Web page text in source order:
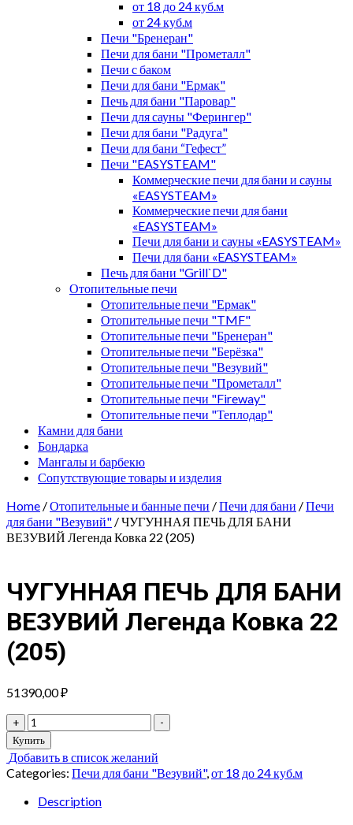
от 18 до 24 куб.м
от 24 куб.м
Печи "Бренеран"
Печи для бани "Прометалл"
Печи с баком
Печи для бани "Ермак"
Печь для бани "Паровар"
Печи для сауны "Ферингер"
Печи для бани "Радуга"
Печи для бани “Гефест”
Печи "EASYSTEAM"
Коммерческие печи для бани и сауны
«EASYSTEAM»
Коммерческие печи для бани
«EASYSTEAM»
Печи для бани и сауны «EASYSTEAM»
Печи для бани «EASYSTEAM»
Печь для бани "Grill`D"
Отопительные печи
Отопительные печи "Ермак"
Отопительные печи "TMF"
Отопительные печи "Бренеран"
Отопительные печи "Берёзка"
Отопительные печи "Везувий"
Отопительные печи "Прометалл"
Отопительные печи "Fireway"
Отопительные печи "Теплодар"
Камни для бани
Бондарка
Мангалы и барбекю
Сопутствующие товары и изделия
Home /Отопительные и банные печи /Печи для бани /Печи
для бани "Везувий" / ЧУГУННАЯ ПЕЧЬ ДЛЯ БАНИ
ВЕЗУВИЙ Легенда Ковка 22 (205)
ЧУГУННАЯ ПЕЧЬ ДЛЯ БАНИ
ВЕЗУВИЙ Легенда Ковка 22
(205)
51390,00₽
+
ЧУГУННАЯ
ПЕЧЬ
ДЛЯ
БАНИ
ВЕЗУВИЙ
Легенда
-
Купить
Добавить в список желаний
Categories: Печи для бани "Везувий", от 18 до 24 куб.м
Description